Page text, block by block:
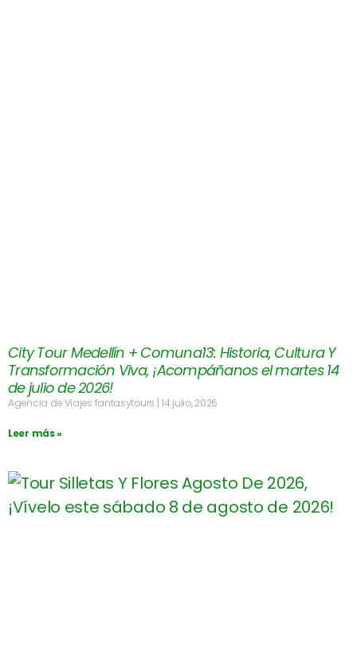
City Tour Medellín + Comuna13: Historia, Cultura Y
Transformación Viva, ¡Acompáñanos el martes 14
de julio de 2026!
Agencia de Viajes fantasytours 14 julio, 2026
Leer más »